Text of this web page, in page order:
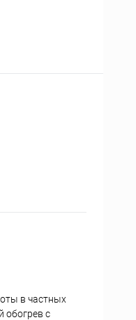
в частных
обогрев с